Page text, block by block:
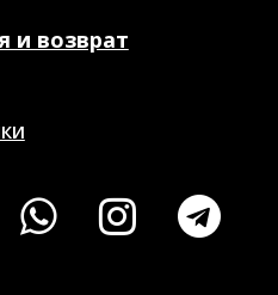
и возврат